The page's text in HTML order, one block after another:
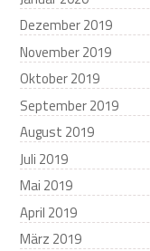
Dezember 2019
November 2019
Oktober 2019
September 2019
August 2019
Juli 2019
Mai 2019
April 2019
März 2019